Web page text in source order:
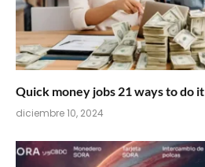
Quick money jobs 21 ways to do it
diciembre 10, 2024